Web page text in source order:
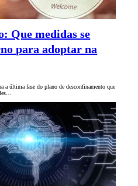
Que medidas se
para adoptar na
a última fase do plano de desconfinamento que